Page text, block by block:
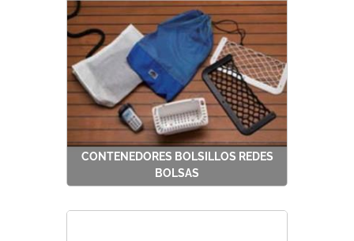
CONTENEDORES BOLSILLOS REDES
BOLSAS